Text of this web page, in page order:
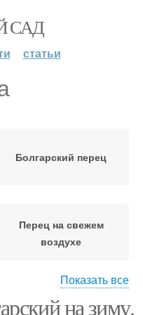
САД
статьи
Болгарский перец
Перец на свежем
воздухе
Перец в духовке
Показать все
на зиму.